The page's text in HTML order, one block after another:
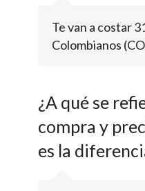
Te van a costar
Colombianos
¿A qué se
compra y
es la